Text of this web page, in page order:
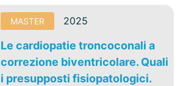
MASTER 2025
Le cardiopatie troncoconali a
correzione biventricolare. Quali
i presupposti fisiopatologici.